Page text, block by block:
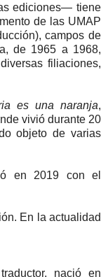
ediciones— tiene
de las UMAP
campos de
de 1965 a 1968,
filiaciones,
es una naranja,
vivió durante 20
objeto de varias
en 2019 con el
En la actualidad
nació en